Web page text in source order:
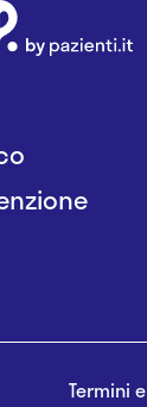
Termini